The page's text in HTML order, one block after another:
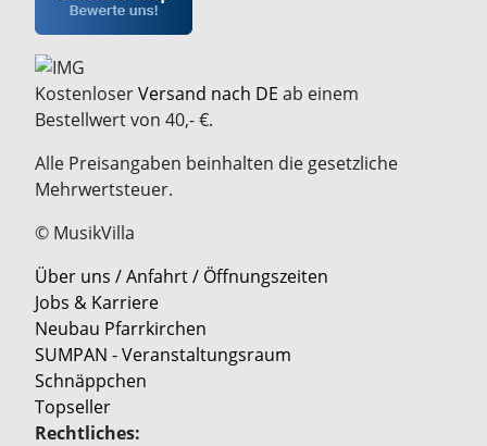
KostenloserVersand nach DE ab einem
Bestellwert von 40,- €.
Alle Preisangaben beinhalten die gesetzliche
Mehrwertsteuer.
© MusikVilla
Über uns / Anfahrt / Öffnungszeiten
Jobs & Karriere
Neubau Pfarrkirchen
SUMPAN - Veranstaltungsraum
Schnäppchen
Topseller
Rechtliches: